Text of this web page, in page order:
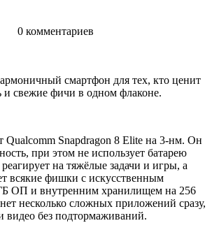
0 комментариев
смартфон для тех, кто ценит
и свежие фичи в одном флаконе.
Qualcomm Snapdragon 8 Elite на 3-нм. Он
при этом не использует батарею
на тяжёлые задачи и игры, а
всякие фишки с искусственным
ОП и внутренним хранилищем на 256
несколько сложных приложений сразу,
видео без подтормаживаний.